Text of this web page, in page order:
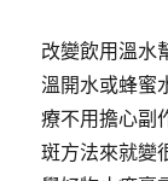
改變飲用溫水
溫開水或蜂蜜
療不用擔心副
斑方法來就變